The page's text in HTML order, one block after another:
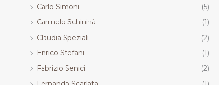
Carlo Simoni
(5)
Carmelo Schininà
(1)
Claudia Speziali
(2)
Enrico Stefani
(1)
Fabrizio Senici
(2)